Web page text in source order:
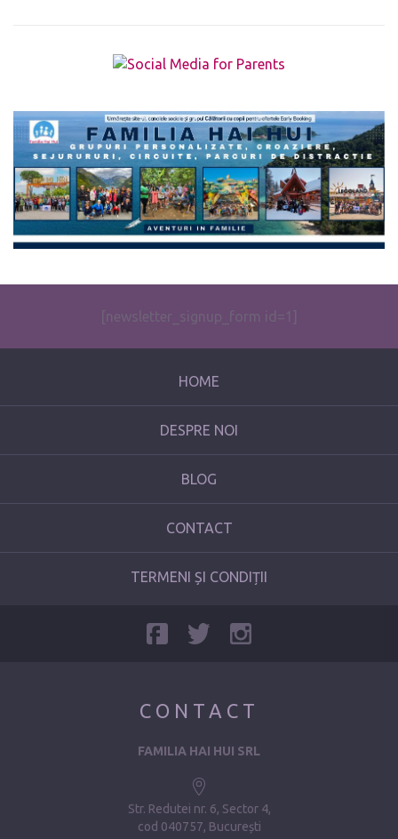
The form you have selected does not exist.
[newsletter_signup_form id=1]
HOME
DESPRE NOI
BLOG
CONTACT
TERMENI ȘI CONDIȚII
CONTACT
FAMILIA HAI HUI SRL
Str. Redutei nr. 6, Sector 4
cod 040757, București